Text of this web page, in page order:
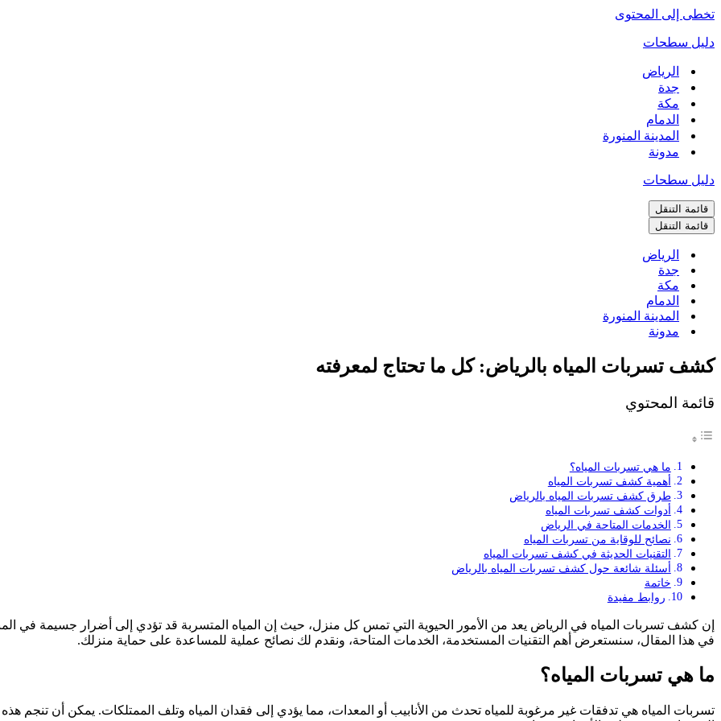
تخطى إلى المحتوى
دليل سطحات
الرياض
جدة
مكة
الدمام
المدينة المنورة
مدونة
دليل سطحات
قائمة التنقل
قائمة التنقل
الرياض
جدة
مكة
الدمام
المدينة المنورة
مدونة
كشف تسربات المياه بالرياض: كل ما تحتاج لمعرفته
قائمة المحتوي
ما هي تسربات المياه؟
أهمية كشف تسربات المياه
طرق كشف تسربات المياه بالرياض
أدوات كشف تسربات المياه
الخدمات المتاحة في الرياض
نصائح للوقاية من تسربات المياه
التقنيات الحديثة في كشف تسربات المياه
أسئلة شائعة حول كشف تسربات المياه بالرياض
خاتمة
روابط مفيدة
إن كشف تسربات المياه في الرياض يعد من الأمور الحيوية التي تمس كل منزل، حيث إن المياه المتسربة قد تؤدي إلى أضرار جسيمة في
في هذا المقال، سنستعرض أهم التقنيات المستخدمة، الخدمات المتاحة، ونقدم لك نصائح عملية للمساعدة على حماية منزلك.
ما هي تسربات المياه؟
تسربات المياه هي تدفقات غير مرغوبة للمياه تحدث من الأنابيب أو المعدات، مما يؤدي إلى فقدان المياه وتلف الممتلكات. يمكن أن تنجم هذه